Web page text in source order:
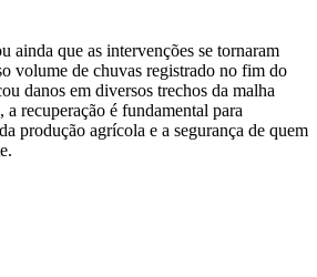
ainda que as intervenções se tornaram
volume de chuvas registrado no fim do
danos em diversos trechos da malha
recuperação é fundamental para
produção agrícola e a segurança de quem